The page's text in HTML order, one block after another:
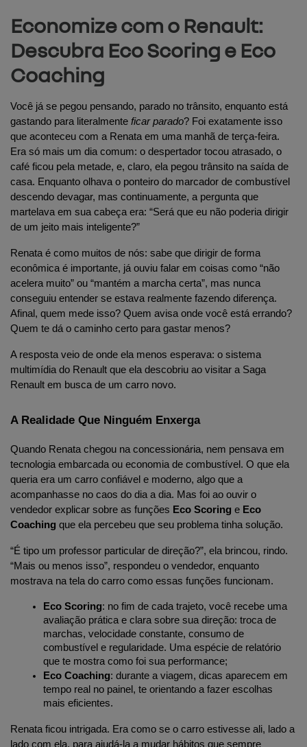
Economize com o Renault:
Descubra Eco Scoring e Eco
Coaching
Você já se pegou pensando, parado no trânsito, enquanto está
gastando para literalmente ficar parado? Foi exatamente isso
que aconteceu com a Renata em uma manhã de terça-feira.
Era só mais um dia comum: o despertador tocou atrasado, o
café ficou pela metade, e, claro, ela pegou trânsito na saída de
casa. Enquanto olhava o ponteiro do marcador de combustível
descendo devagar, mas continuamente, a pergunta que
martelava em sua cabeça era: “Será que eu não poderia dirigir
de um jeito mais inteligente?”
Renata é como muitos de nós: sabe que dirigir de forma
econômica é importante, já ouviu falar em coisas como “não
acelera muito” ou “mantém a marcha certa”, mas nunca
conseguiu entender se estava realmente fazendo diferença.
Afinal, quem mede isso? Quem avisa onde você está errando?
Quem te dá o caminho certo para gastar menos?
A resposta veio de onde ela menos esperava: o sistema
multimídia do Renault que ela descobriu ao visitar a Saga
Renault em busca de um carro novo.
A Realidade Que Ninguém Enxerga
Quando Renata chegou na concessionária, nem pensava em
tecnologia embarcada ou economia de combustível. O que ela
queria era um carro confiável e moderno, algo que a
acompanhasse no caos do dia a dia. Mas foi ao ouvir o
vendedor explicar sobre as funções Eco Scoring e Eco
Coaching que ela percebeu que seu problema tinha solução.
“É tipo um professor particular de direção?”, ela brincou, rindo.
“Mais ou menos isso”, respondeu o vendedor, enquanto
mostrava na tela do carro como essas funções funcionam.
Eco Scoring: no fim de cada trajeto, você recebe uma
avaliação prática e clara sobre sua direção: troca de
marchas, velocidade constante, consumo de
combustível e regularidade. Uma espécie de relatório
que te mostra como foi sua performance;
Eco Coaching: durante a viagem, dicas aparecem em
tempo real no painel, te orientando a fazer escolhas
mais eficientes.
Renata ficou intrigada. Era como se o carro estivesse ali, lado a
lado com ela, para ajudá-la a mudar hábitos que sempre